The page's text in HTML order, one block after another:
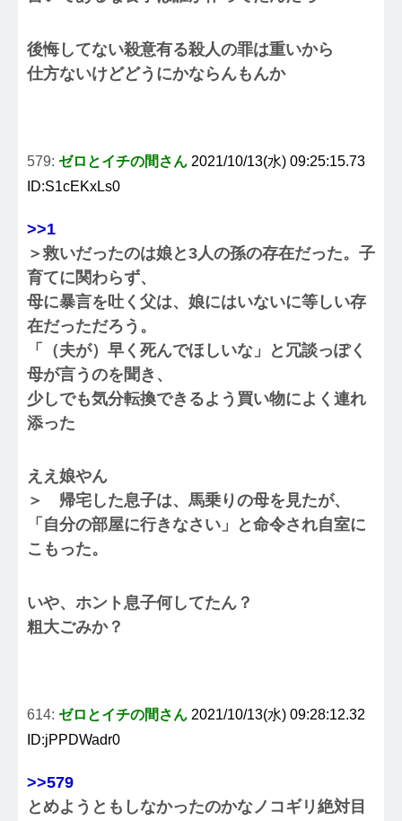
後悔してない殺意有る殺人の罪は重いから
仕方ないけどどうにかならんもんか
579: ゼロとイチの間さん 2021/10/13(水) 09:25:15.73
ID:S1cEKxLs0
>>1
＞救いだったのは娘と3人の孫の存在だった。子
育てに関わらず、
母に暴言を吐く父は、娘にはいないに等しい存
在だっただろう。
「（夫が）早く死んでほしいな」と冗談っぽく
母が言うのを聞き、
少しでも気分転換できるよう買い物によく連れ
添った
ええ娘やん
＞ 帰宅した息子は、馬乗りの母を見たが、
「自分の部屋に行きなさい」と命令され自室に
こもった。
いや、ホント息子何してたん？
粗大ごみか？
614: ゼロとイチの間さん 2021/10/13(水) 09:28:12.32
ID:jPPDWadr0
>>579
とめようともしなかったのかなノコギリ絶対目